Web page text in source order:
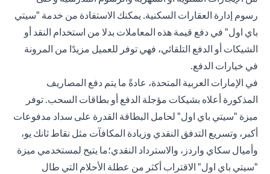
رسوم إدارة العقارات السكنية. يمكنك الاستفادة من خدمة "سيتي
باي اول" في دفع قيمة هذه المعاملات بدلا من استخدام النقد أو
الشيكات أو الدفع التلقائي، فهي توفر للعميل مزيدًا من المرونة
في خيارات الدفع.
في الإمارات العربية المتحدة، عادةً ما يتم دفع المصاريف
المذكورة أعلاه بشيكات مؤجلة الدفع أو بطاقات السحب. توفر
ميزة "سيتي باي اول" لحامل البطاقة القدرة على سداد مدفوعات
أكبر، وتسريع التدفق النقدي وزيادة المكافآت مثل نقاط ثانك يو،
وأميال سكاي واردز، والاسترداد النقدي؛ما يتيح لمستخدمي ميزة
"سيتي باي اول" الاقتراب أكثر من عطلة الأحلام التي طال